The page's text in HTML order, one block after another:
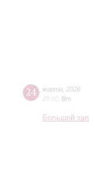
24 марта
2026
20:00 Вт
Большой зал